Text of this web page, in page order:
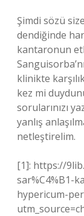
Şimdi sözü
dendiğinde
kantaronun
klinikte
kez mi
sorularınızı
yanlış
netleştirelim.
[1]: https://
sar%C4%B1-
hypericum-